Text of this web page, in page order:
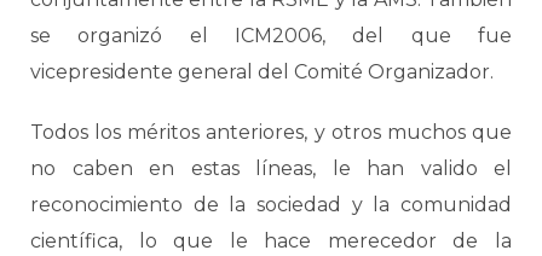
se organizó el ICM2006, del que fue
vicepresidente general del Comité Organizador.
Todos los méritos anteriores, y otros muchos que
no caben en estas líneas, le han valido el
reconocimiento de la sociedad y la comunidad
científica, lo que le hace merecedor de la